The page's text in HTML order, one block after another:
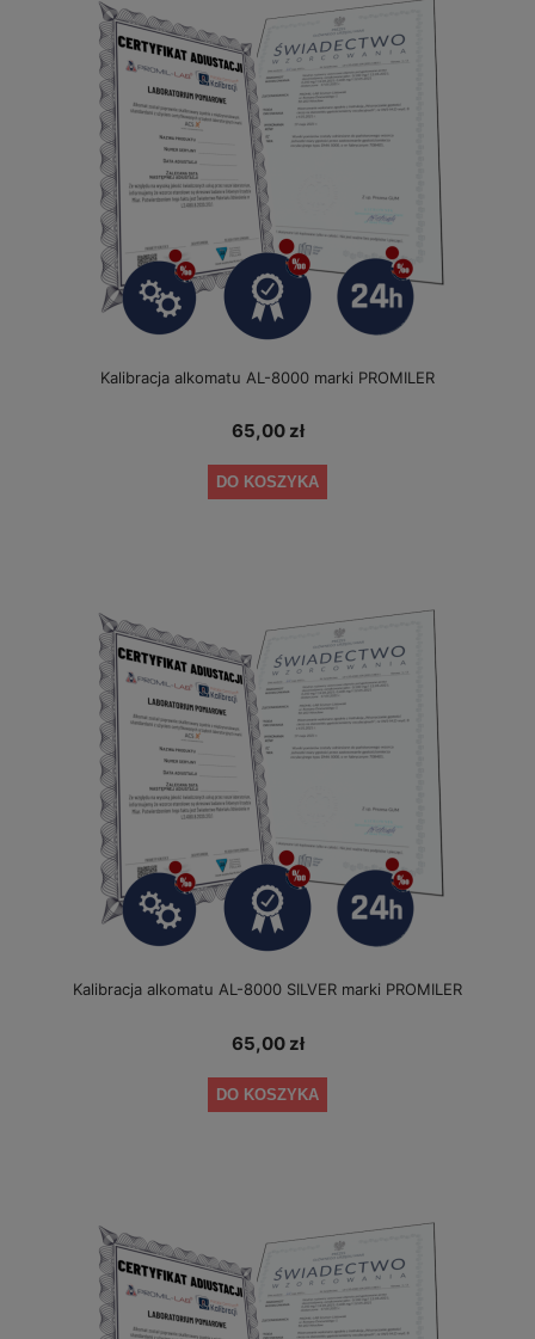
Kalibracja alkomatu AL-8000 marki PROMILER
65,00 zł
DO KOSZYKA
Kalibracja alkomatu AL-8000 SILVER marki PROMILER
65,00 zł
DO KOSZYKA